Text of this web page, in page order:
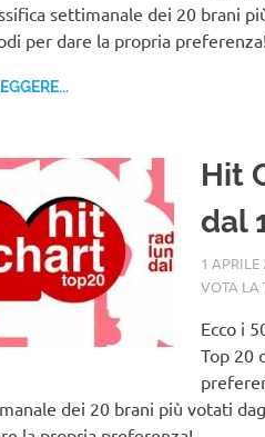
settimanale dei 20 brani
per dare la propria preferenza!
Hit
dal
1 APRILE
VOTA LA
Ecco i
Top 20
dei 20 brani più votati